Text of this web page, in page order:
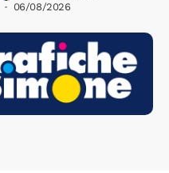
06/08/2026